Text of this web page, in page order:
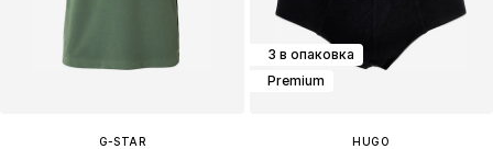
G-STAR
3 в опаковка
Premium
HUGO